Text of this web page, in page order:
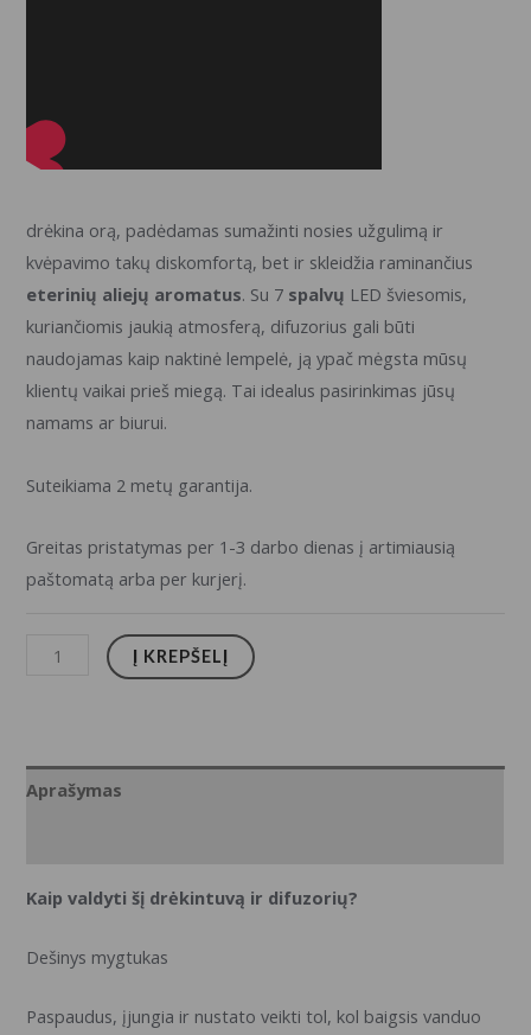
drėkina orą, padėdamas sumažinti nosies užgulimą ir
kvėpavimo takų diskomfortą, bet ir skleidžia raminančius
eterinių aliejų aromatus. Su 7 spalvų LED šviesomis,
kuriančiomis jaukią atmosferą, difuzorius gali būti
naudojamas kaip naktinė lempelė, ją ypač mėgsta mūsų
klientų vaikai prieš miegą. Tai idealus pasirinkimas jūsų
namams ar biurui.
Suteikiama 2 metų garantija.
Greitas pristatymas per 1-3 darbo dienas į artimiausią
paštomatą arba per kurjerį.
produkto
Drėkintuvas
Į KREPŠELĮ
Aprašymas
Kaip valdyti šį drėkintuvą ir difuzorių?
Dešinys mygtukas
Paspaudus, įjungia ir nustato veikti tol, kol baigsis vanduo